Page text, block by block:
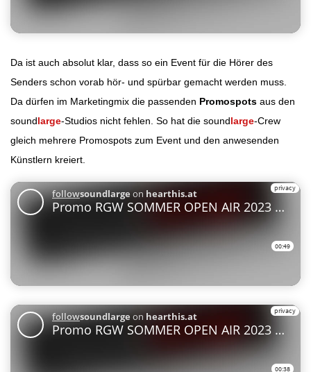
Da ist auch absolut klar, dass so ein Event für die Hörer des
Senders schon vorab hör- und spürbar gemacht werden muss.
Da dürfen im Marketingmix die passenden Promospots aus den
soundlarge-Studios nicht fehlen. So hat die soundlarge-Crew
gleich mehrere Promospots zum Event und den anwesenden
Künstlern kreiert.